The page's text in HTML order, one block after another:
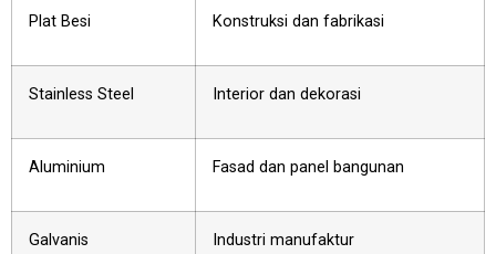
Plat Besi Konstruksi dan fabrikasi
Stainless Steel Interior dan dekorasi
Aluminium Fasad dan panel bangunan
Galvanis Industri manufaktur